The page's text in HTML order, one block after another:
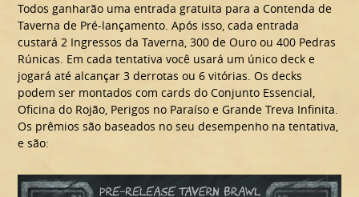
Todos ganharão uma entrada gratuita para a Contenda de
Taverna de Pré-lançamento. Após isso, cada entrada
custará 2 Ingressos da Taverna, 300 de Ouro ou 400 Pedras
Rúnicas. Em cada tentativa você usará um único deck e
jogará até alcançar 3 derrotas ou 6 vitórias. Os decks
podem ser montados com cards do Conjunto Essencial,
Oficina do Rojão, Perigos no Paraíso e Grande Treva Infinita.
Os prêmios são baseados no seu desempenho na tentativa,
e são: